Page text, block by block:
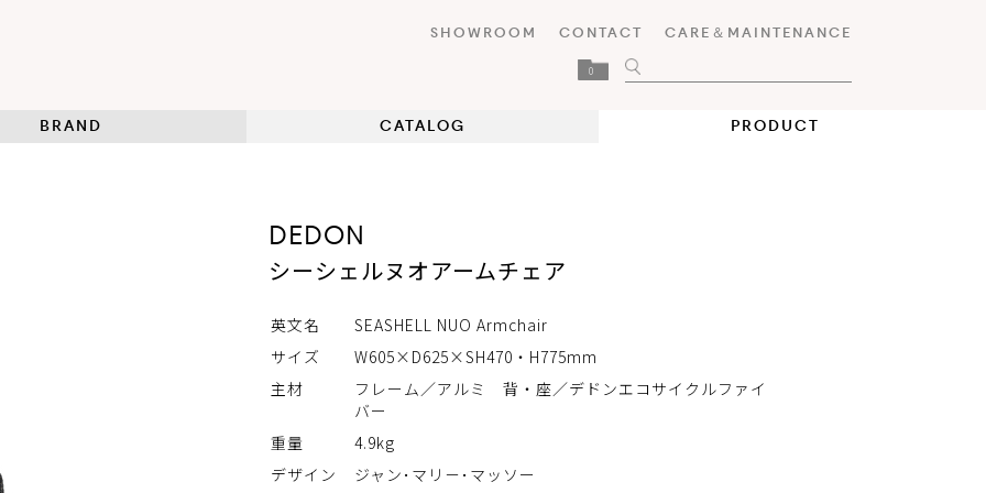
SHOWROOM CONTACT CARE＆MAINTENANCE
0
BRAND CATALOG PRODUCT
DEDON
シーシェルヌオアームチェア
英文名
SEASHELL NUO Armchair
サイズ
W605×D625×SH470・H775mm
主材
フレーム／アルミ 背・座／デドンエコサイクルファイ
バー
重量
4.9kg
デザイン
ジャン･マリ－･マッソー